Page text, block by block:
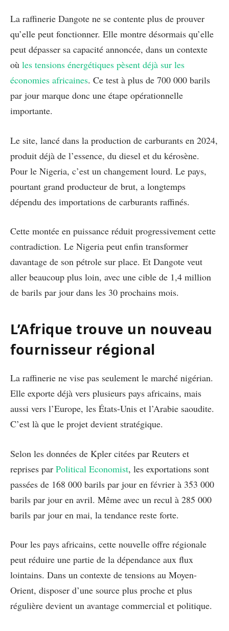
La raffinerie Dangote ne se contente plus de prouver
qu’elle peut fonctionner. Elle montre désormais qu’elle
peut dépasser sa capacité annoncée, dans un contexte
où les tensions énergétiques pèsent déjà sur les
économies africaines. Ce test à plus de 700 000 barils
par jour marque donc une étape opérationnelle
importante.
Le site, lancé dans la production de carburants en 2024,
produit déjà de l’essence, du diesel et du kérosène.
Pour le Nigeria, c’est un changement lourd. Le pays,
pourtant grand producteur de brut, a longtemps
dépendu des importations de carburants raffinés.
Cette montée en puissance réduit progressivement cette
contradiction. Le Nigeria peut enfin transformer
davantage de son pétrole sur place. Et Dangote veut
aller beaucoup plus loin, avec une cible de 1,4 million
de barils par jour dans les 30 prochains mois.
L’Afrique trouve un nouveau
fournisseur régional
La raffinerie ne vise pas seulement le marché nigérian.
Elle exporte déjà vers plusieurs pays africains, mais
aussi vers l’Europe, les États-Unis et l’Arabie saoudite.
C’est là que le projet devient stratégique.
Selon les données de Kpler citées par Reuters et
reprises par Political Economist, les exportations sont
passées de 168 000 barils par jour en février à 353 000
barils par jour en avril. Même avec un recul à 285 000
barils par jour en mai, la tendance reste forte.
Pour les pays africains, cette nouvelle offre régionale
peut réduire une partie de la dépendance aux flux
lointains. Dans un contexte de tensions au Moyen-
Orient, disposer d’une source plus proche et plus
régulière devient un avantage commercial et politique.